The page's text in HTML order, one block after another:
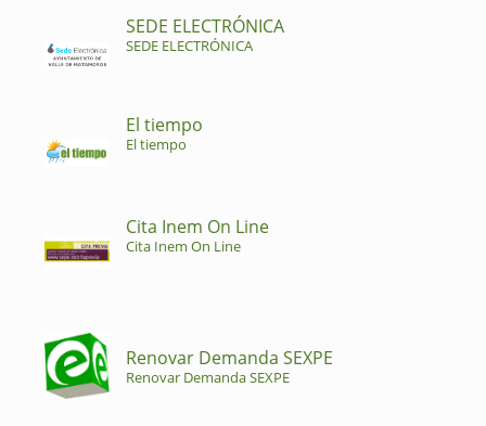
SEDE ELECTRÓNICA
SEDE ELECTRÓNICA
El tiempo
El tiempo
Cita Inem On Line
Cita Inem On Line
Renovar Demanda SEXPE
Renovar Demanda SEXPE